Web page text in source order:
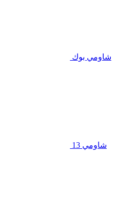
شاومي بوك
شاومي 13